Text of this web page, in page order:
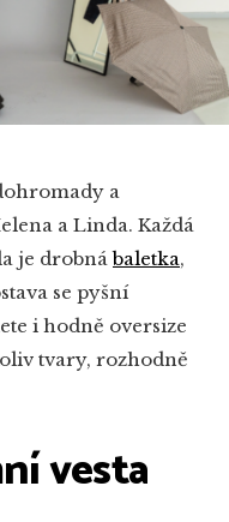
a
a Linda. Každá
je drobnábaletka,
se pyšní
i hodně oversize
tvary, rozhodně
vesta